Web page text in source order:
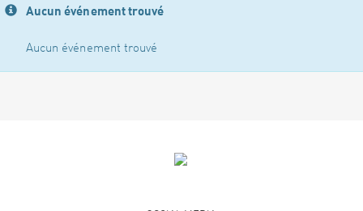
Aucun événement trouvé
Aucun événement trouvé